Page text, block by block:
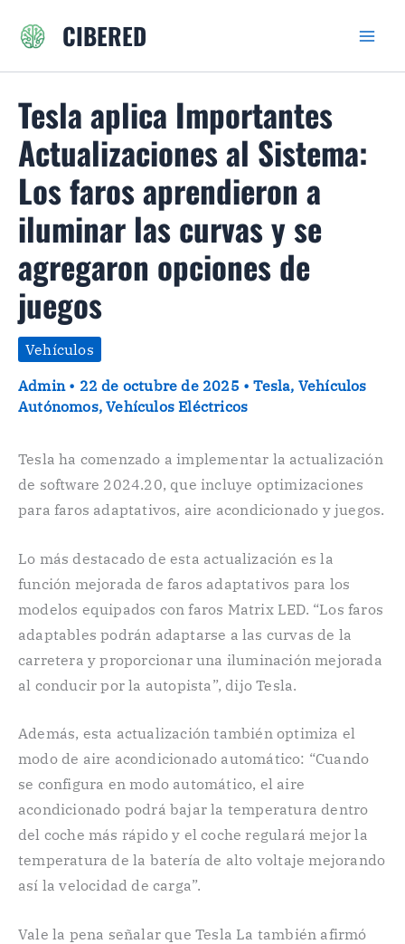
CIBERED
Tesla aplica Importantes
Actualizaciones al Sistema:
Los faros aprendieron a
iluminar las curvas y se
agregaron opciones de
juegos
Vehículos
Admin • 22 de octubre de 2025 •Tesla, Vehículos
Autónomos,Vehículos Eléctricos
Tesla ha comenzado a implementar la actualización
de software 2024.20, que incluye optimizaciones
para faros adaptativos, aire acondicionado y juegos.
Lo más destacado de esta actualización es la
función mejorada de faros adaptativos para los
modelos equipados con faros Matrix LED. “Los faros
adaptables podrán adaptarse a las curvas de la
carretera y proporcionar una iluminación mejorada
al conducir por la autopista”, dijo Tesla.
Además, esta actualización también optimiza el
modo de aire acondicionado automático: “Cuando
se configura en modo automático, el aire
acondicionado podrá bajar la temperatura dentro
del coche más rápido y el coche regulará mejor la
temperatura de la batería de alto voltaje mejorando
así la velocidad de carga”.
Vale la pena señalar que Tesla La también afirmó